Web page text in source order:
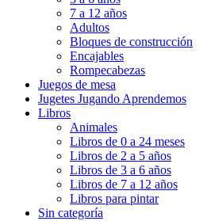
7 a 12 años
Adultos
Bloques de construcción
Encajables
Rompecabezas
Juegos de mesa
Jugetes Jugando Aprendemos
Libros
Animales
Libros de 0 a 24 meses
Libros de 2 a 5 años
Libros de 3 a 6 años
Libros de 7 a 12 años
Libros para pintar
Sin categoría